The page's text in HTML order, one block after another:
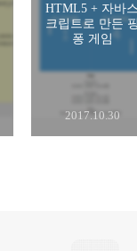
HTML5 + 자바
크립트로 만든
퐁 게임
2017.10.30